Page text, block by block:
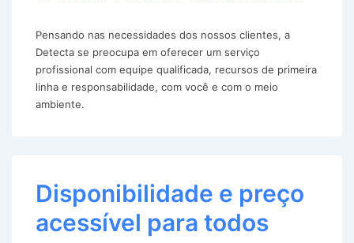
Pensando nas necessidades dos nossos clientes, a
Detecta se preocupa em oferecer um serviço
profissional com equipe qualificada, recursos de primeira
linha e responsabilidade, com você e com o meio
ambiente.
Disponibilidade e preço
acessível para todos